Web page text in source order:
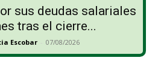
sus deudas salariales
tras el cierre...
Escobar - 07/08/2026